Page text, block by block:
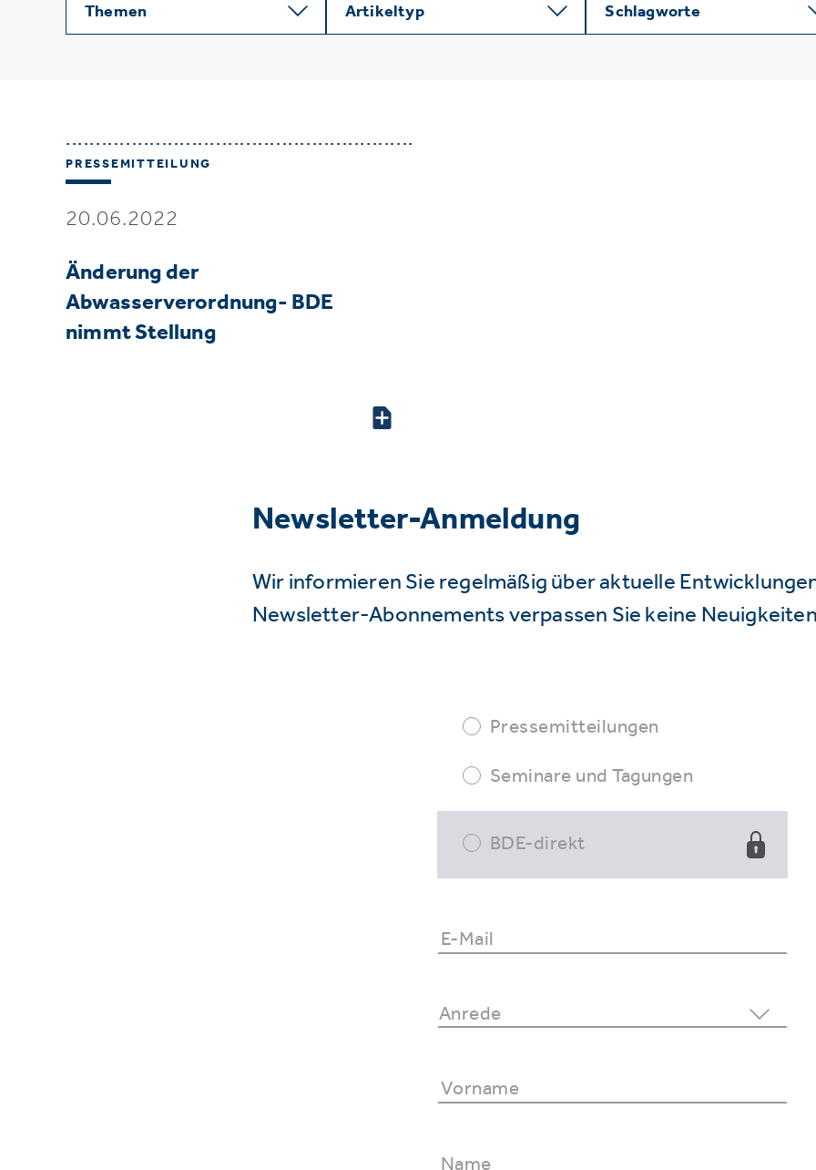
Themen Artikeltyp Schlagworte
PRESSEMITTEILUNG
20.06.2022
Änderung der
Abwasserverordnung- BDE
nimmt Stellung
Newsletter-Anmeldung
Wir informieren Sie regelmäßig über aktuelle
Newsletter-Abonnements verpassen Sie keine
Pressemitteilungen
Seminare und Tagungen
BDE-direkt